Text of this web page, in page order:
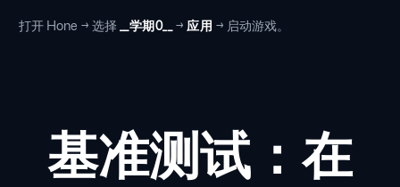
打开 Hone → 选择 __学期0__ → 应用 → 启动游戏。
基准测试：在